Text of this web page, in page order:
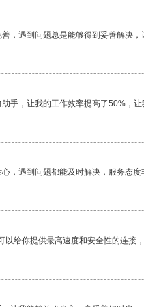
，遇到问题总是能够得到妥善解决，
手，让我的工作效率提高了50%，让
，遇到问题都能及时解决，服务态度
以给你提供最高速度和安全性的连接